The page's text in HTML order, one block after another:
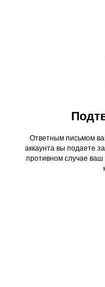
Ответным письмом
аккаунта вы подаете
противном случае ваш